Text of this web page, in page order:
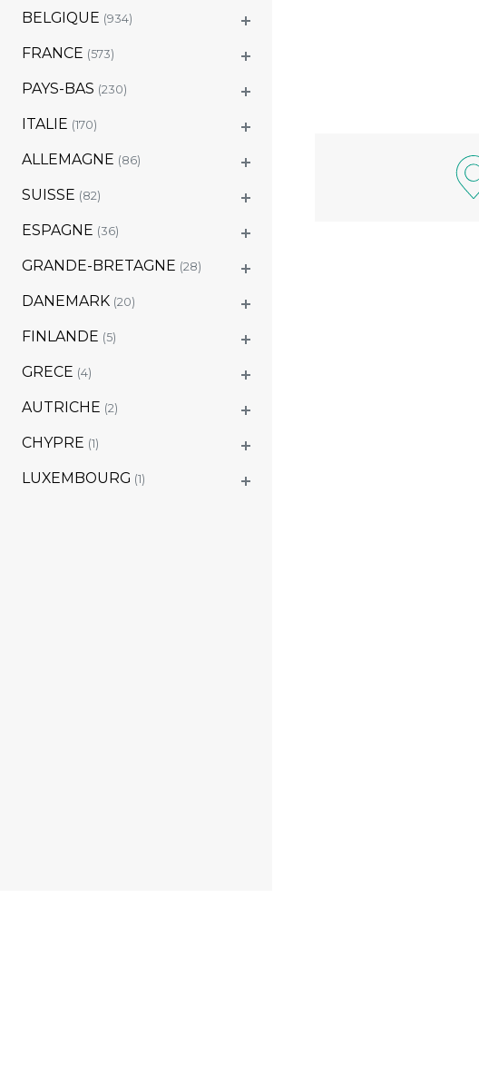
BELGIQUE (934)
FRANCE (573)
PAYS-BAS (230)
ITALIE (170)
ALLEMAGNE (86)
SUISSE (82)
ESPAGNE (36)
GRANDE-BRETAGNE (28)
DANEMARK (20)
FINLANDE (5)
GRECE (4)
AUTRICHE (2)
CHYPRE (1)
LUXEMBOURG (1)